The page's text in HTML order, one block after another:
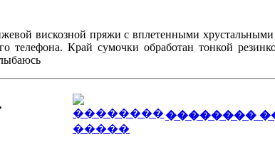
вискозной пряжи с вплетенными
телефона. Край сумочки обработан тонкой
��������